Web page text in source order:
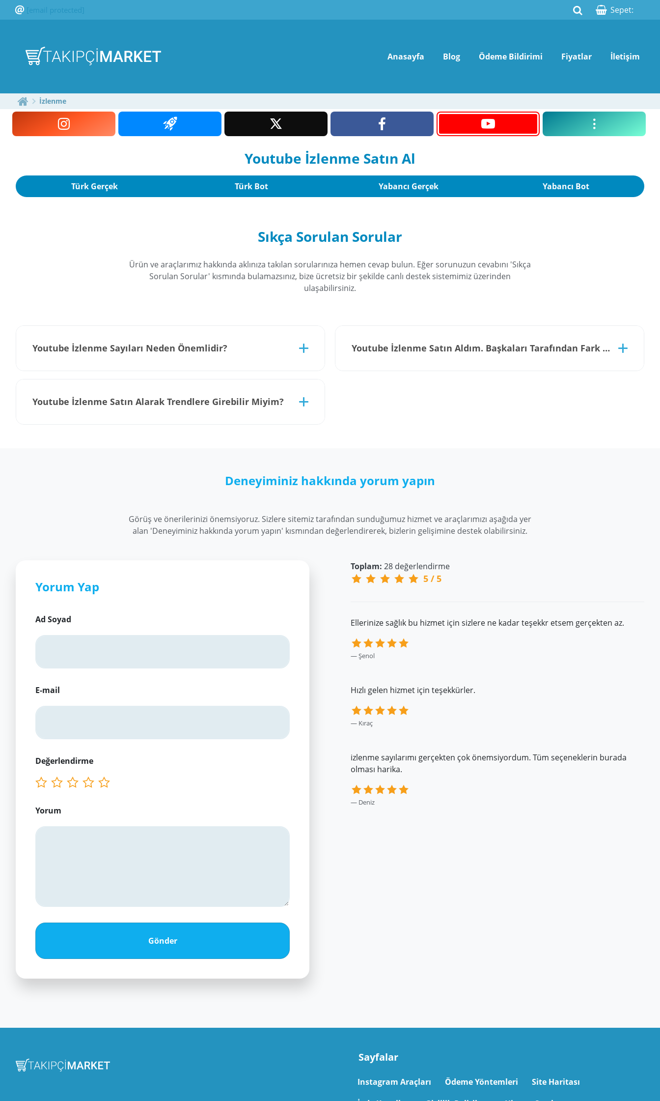
Sepet:
[email protected]
Anasayfa Blog Ödeme Bildirimi Fiyatlar İletişim
İzlenme
Youtube İzlenme Satın Al
Türk Gerçek Türk Bot Yabancı Gerçek Yabancı Bot
Sıkça Sorulan Sorular
Ürün ve araçlarımız hakkında aklınıza takılan sorularınıza hemen cevap bulun. Eğer sorunuzun cevabını 'Sıkça
Sorulan Sorular' kısmında bulamazsınız, bize ücretsiz bir şekilde canlı destek sistemimiz üzerinden
ulaşabilirsiniz.
Youtube İzlenme Sayıları Neden Önemlidir?
Youtube İzlenme Satın Alarak Trendlere Girebilir Miyim?
Youtube İzlenme Satın Aldım. Başkaları Tarafından Fark Edilebilir Mi?
Deneyiminiz hakkında yorum yapın
Görüş ve önerilerinizi önemsiyoruz. Sizlere sitemiz tarafından sunduğumuz hizmet ve araçlarımızı aşağıda yer
alan 'Deneyiminiz hakkında yorum yapın' kısmından değerlendirerek, bizlerin gelişimine destek olabilirsiniz.
Yorum Yap
Ad Soyad
E-mail
Değerlendirme
Yorum
Gönder
5 /5
Toplam: 28 değerlendirme
Ellerinize sağlık bu hizmet için sizlere ne kadar teşekkr etsem gerçekten az.
Şenol
Hızlı gelen hizmet için teşekkürler.
Kıraç
izlenme sayılarımı gerçekten çok önemsiyordum. Tüm seçeneklerin burada
olması harika.
Deniz
Sayfalar
Instagram Araçları Ödeme Yöntemleri
Site Haritası